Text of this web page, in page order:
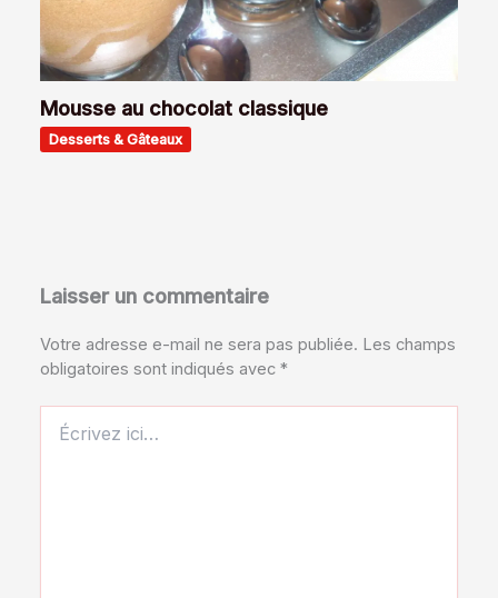
Mousse au chocolat classique
Desserts & Gâteaux
Laisser un commentaire
Votre adresse e-mail ne sera pas publiée. Les champs
obligatoires sont indiqués avec*
ici…